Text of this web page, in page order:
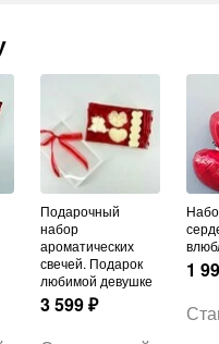
Подарочный
набор
ароматических
свечей. Подарок
любимой девушке
3 599₽
Набор шаров из 3
1